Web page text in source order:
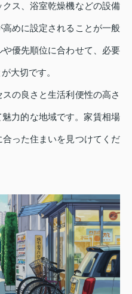
ス、浴室乾燥機などの設備
めに設定されることが一般
優先順位に合わせて、必要
大切です。
の良さと生活利便性の高さ
力的な地域です。家賃相場
った住まいを見つけてくだ